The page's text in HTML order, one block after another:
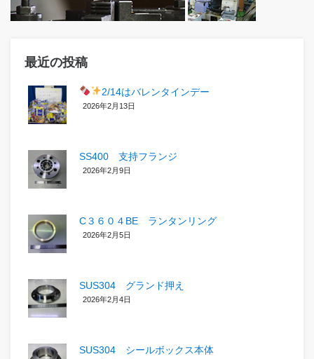
最近の投稿
2/14はバレンタインデー
2026年2月13日
SS400 支持フランジ
2026年2月9日
C３６０４BE ランタンリング
2026年2月5日
SUS304 グランド押え
2026年2月4日
SUS304 シールボックス本体